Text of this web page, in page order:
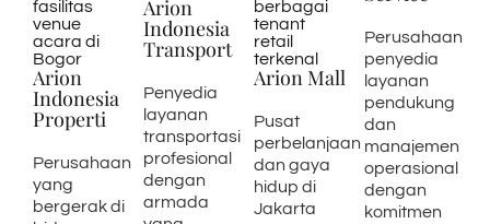
Arion
Indonesia
Properti
Perusahaan
yang
bergerak di
Arion
Indonesia
Transport
Penyedia
layanan
transportasi
profesional
dengan
armada
Arion Mall
Pusat
perbelanjaan
dan gaya
hidup di
Jakarta
Perusahaan
penyedia
layanan
pendukung
dan
manajemen
operasional
dengan
komitmen